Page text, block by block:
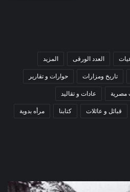
العدد الورقى المزيد
تاريخ ومزارات حوارات و تقارير
مصرية عادات و تقاليد
قبائل و عائلات كتابنا مرأه بدوية